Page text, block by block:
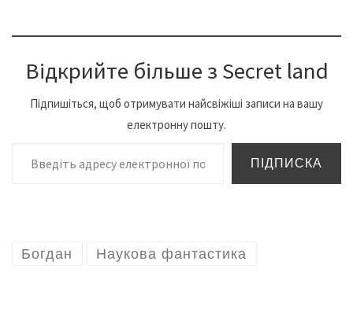
Відкрийте більше з Secret land
Підпишіться, щоб отримувати найсвіжіші записи на вашу
електронну пошту.
Введіть адресу електронної пошти…
ПІДПИСКА
Богдан Наукова фантастика